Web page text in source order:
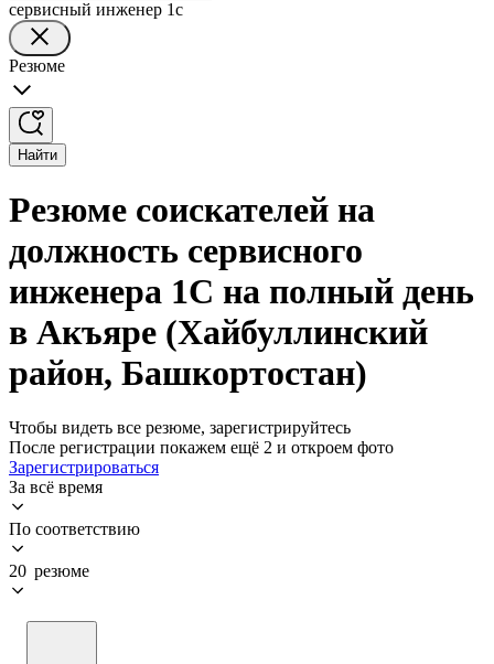
сервисный инженер 1с
Резюме
Найти
Резюме соискателей на
должность сервисного
инженера 1С на полный день
в Акъяре (Хайбуллинский
район, Башкортостан)
Чтобы видеть все резюме, зарегистрируйтесь
После регистрации покажем ещё 2 и откроем фото
Зарегистрироваться
За всё время
По соответствию
20 резюме